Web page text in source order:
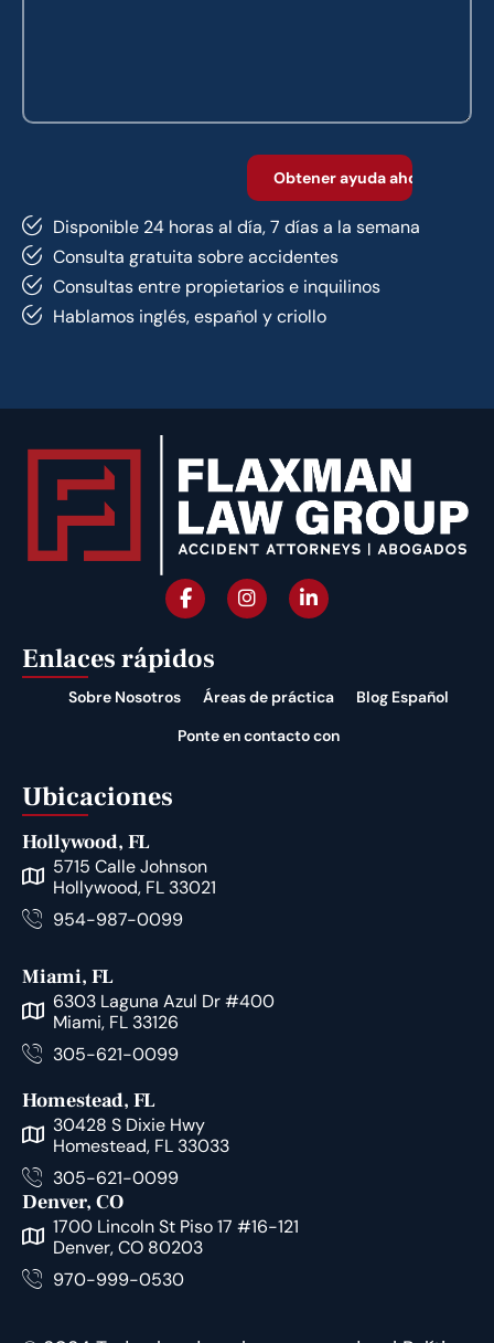
Disponible 24 horas al día, 7 días a la semana
Consulta gratuita sobre accidentes
Consultas entre propietarios e inquilinos
Hablamos inglés, español y criollo
Enlaces rápidos
Sobre Nosotros Áreas de práctica
Blog Español
Ponte en contacto con
Ubicaciones
Hollywood, FL
5715 Calle Johnson
Hollywood, FL 33021
954-987-0099
Miami, FL
6303 Laguna Azul Dr #400
Miami, FL 33126
305-621-0099
Homestead, FL
30428 S Dixie Hwy
Homestead, FL 33033
305-621-0099
Denver, CO
1700 Lincoln St Piso 17 #16-121
Denver, CO 80203
970-999-0530